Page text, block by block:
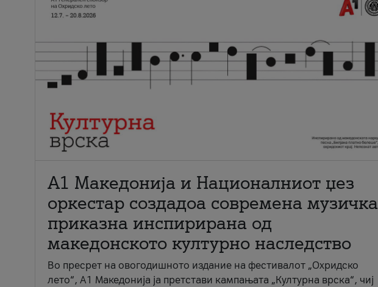
А1 Македонија и Националниот џез
оркестар создадоа современа музичка
приказна инспирирана од
македонското културно наследство
Во пресрет на овогодишното издание на фестивалот „Охридско
лето“, А1 Македонија ја претстави кампањата „Културна врска“, чиј